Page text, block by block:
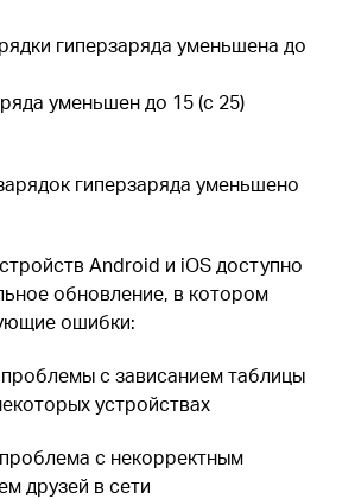
гиперзаряда уменьшена до
уменьшен до 15 (с 25)
гиперзаряда уменьшено
Android и iOS доступно
обновление, в котором
ошибки:
с зависанием таблицы
устройствах
с некорректным
друзей в сети